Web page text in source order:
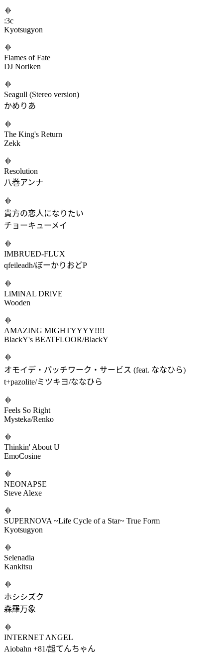
アポフェニア
黒うさぎ
狂恋ROMANCE -激病-
DJ Myosuke/REDALiCE/DELUTAYA
Sentimental Journey (from Cytus II)
Switchworks
Leaving All Behind (overcast)
NOMA
Imprinting
削除
:3c
Kyotsugyon
Flames of Fate
DJ Noriken
Seagull (Stereo version)
かめりあ
The King's Return
Zekk
Resolution
八巻アンナ
貴方の恋人になりたい
チョーキューメイ
IMBRUED-FLUX
qfeileadh/ぼーかりおどP
LiMiNAL DRiVE
Wooden
AMAZING MIGHTYYYY!!!!
BlackY's BEATFLOOR/BlackY
オモイデ・パッチワーク・サービス (feat. ななひら)
t+pazolite/ミツキヨ/ななひら
Feels So Right
Mysteka/Renko
Thinkin' About U
EmoCosine